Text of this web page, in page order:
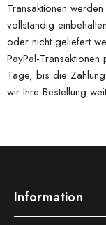
Transaktionen
vollständig
oder nicht geliefert
PayPal-
Tage, bis die
wir Ihre Bestellung
Information